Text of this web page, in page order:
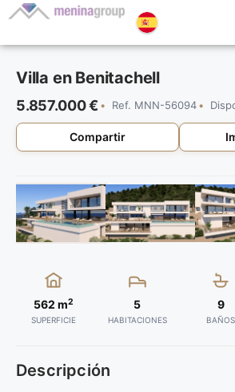
Villa en Benitachell
5.857.000 € Ref. MNN-56094
Compartir
562 m2
SUPERFICIE
5
HABITACIONES
9
BAÑOS
Descripción